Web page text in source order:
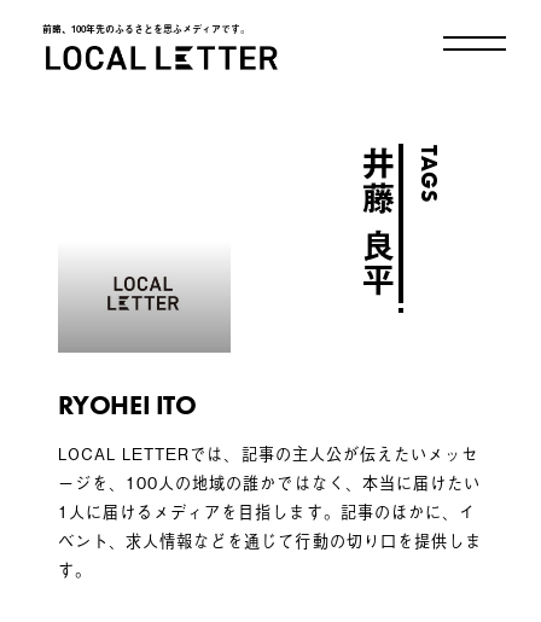
前略、100年先のふるさとを思ふメディアです。
TAGS
井藤 良平
RYOHEI ITO
LOCAL LETTERでは、記事の主人公が伝えたいメッセ
ージを、100人の地域の誰かではなく、本当に届けたい
1人に届けるメディアを目指します。記事のほかに、イ
ベント、求人情報などを通じて行動の切り口を提供しま
す。